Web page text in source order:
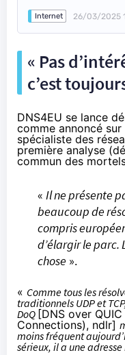
Internet 26/03/2025
« Pas
c’est
DNS4EU se lance
comme annoncé sur
spécialiste des
première analyse
commun des
« Il ne présente
beaucoup de
compris
d’élargir le parc.
chose ».
« Comme tous les
traditionnels UDP et
DoQ [DNS over QUIC
Connections), ndlr]
moins fréquent
sérieux, il a une adresse